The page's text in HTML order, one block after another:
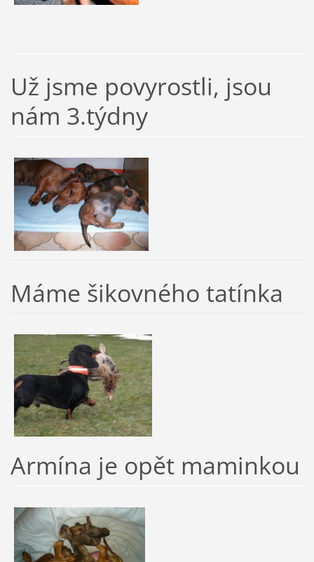
Už jsme povyrostli, jsou
nám 3.týdny
Máme šikovného tatínka
Armína je opět maminkou